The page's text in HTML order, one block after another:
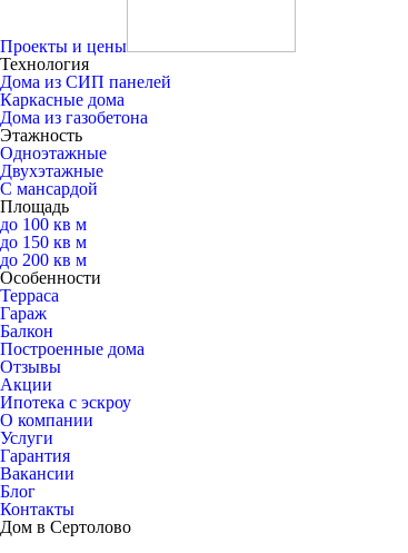
Проекты и цены
Технология
Дома из СИП панелей
Каркасные дома
Дома из газобетона
Этажность
Одноэтажные
Двухэтажные
С мансардой
Площадь
до 100 кв м
до 150 кв м
до 200 кв м
Особенности
Терраса
Гараж
Балкон
Построенные дома
Отзывы
Акции
Ипотека с эскроу
О компании
Услуги
Гарантия
Вакансии
Блог
Контакты
Дом в Сертолово